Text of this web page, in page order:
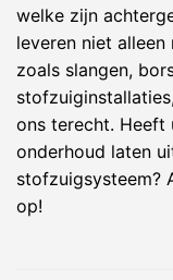
welke zijn
leveren niet
zoals slangen,
ons terecht. Heeft
onderhoud laten
stofzuigsysteem?
op!